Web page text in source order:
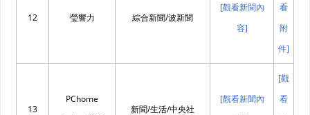
12 瑩響力 綜合新聞/波新聞
[觀看新聞內
容]
看
附
件]
13
PChome
新聞/生活/中央社
[觀看新聞內
[觀
看